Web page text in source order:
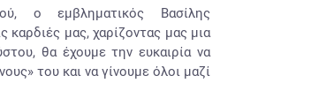
ο εμβληματικός Βασίλης
καρδιές μας, χαρίζοντας μας μια
θα έχουμε την ευκαιρία να
του και να γίνουμε όλοι μαζί